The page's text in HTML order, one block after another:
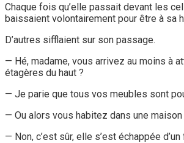
Chaque fois qu’elle passait devant les
baissaient volontairement pour être à sa
D’autres sifflaient sur son passage.
— Hé, madame, vous arrivez au moins à
étagères du haut ?
— Je parie que tous vos meubles sont
— Ou alors vous habitez dans une
— Non, c’est sûr, elle s’est échappée